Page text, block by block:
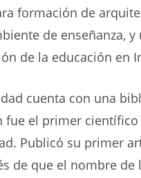
formación de
de enseñanza,
de la educación en
cuenta con una
fue el primer
Publicó su primer
de que el nombre